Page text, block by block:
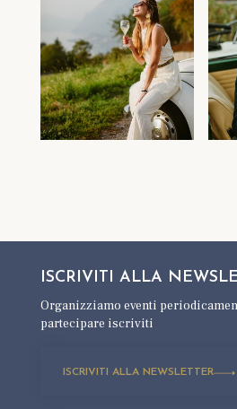
ISCRIVITI ALLA
Organizziamo eventi
partecipare iscriviti
ISCRIVITI ALLA NEWSLETTER